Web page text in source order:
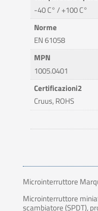
-40 C° / +100 C°
Norme
EN 61058
MPN
1005.0401
Certificazioni2
Cruus, ROHS
Microinterruttore
Microinterruttore
scambiatore (SPDT),